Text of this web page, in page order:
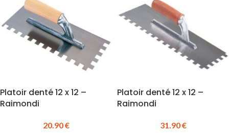
Platoir denté 12 x 12 –
Raimondi
20.90€
Platoir denté 12 x 12 –
Raimondi
31.90€